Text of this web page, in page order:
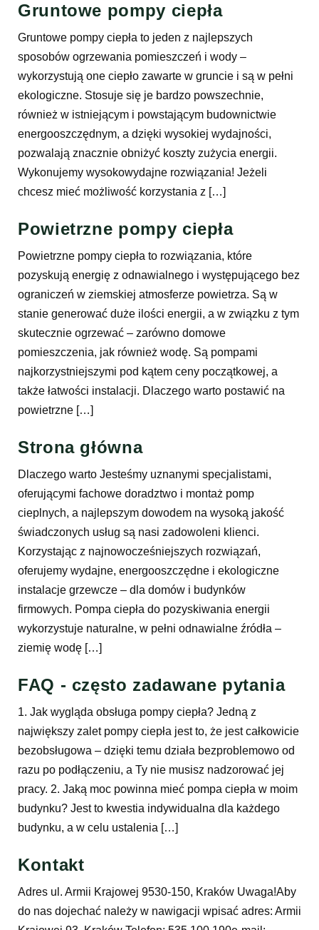
Gruntowe pompy ciepła
Gruntowe pompy ciepła to jeden z najlepszych
sposobów ogrzewania pomieszczeń i wody –
wykorzystują one ciepło zawarte w gruncie i są w pełni
ekologiczne. Stosuje się je bardzo powszechnie,
również w istniejącym i powstającym budownictwie
energooszczędnym, a dzięki wysokiej wydajności,
pozwalają znacznie obniżyć koszty zużycia energii.
Wykonujemy wysokowydajne rozwiązania! Jeżeli
chcesz mieć możliwość korzystania z […]
Powietrzne pompy ciepła
Powietrzne pompy ciepła to rozwiązania, które
pozyskują energię z odnawialnego i występującego bez
ograniczeń w ziemskiej atmosferze powietrza. Są w
stanie generować duże ilości energii, a w związku z tym
skutecznie ogrzewać – zarówno domowe
pomieszczenia, jak również wodę. Są pompami
najkorzystniejszymi pod kątem ceny początkowej, a
także łatwości instalacji. Dlaczego warto postawić na
powietrzne […]
Strona główna
Dlaczego warto Jesteśmy uznanymi specjalistami,
oferującymi fachowe doradztwo i montaż pomp
cieplnych, a najlepszym dowodem na wysoką jakość
świadczonych usług są nasi zadowoleni klienci.
Korzystając z najnowocześniejszych rozwiązań,
oferujemy wydajne, energooszczędne i ekologiczne
instalacje grzewcze – dla domów i budynków
firmowych. Pompa ciepła do pozyskiwania energii
wykorzystuje naturalne, w pełni odnawialne źródła –
ziemię wodę […]
FAQ - często zadawane pytania
1. Jak wygląda obsługa pompy ciepła? Jedną z
największy zalet pompy ciepła jest to, że jest całkowicie
bezobsługowa – dzięki temu działa bezproblemowo od
razu po podłączeniu, a Ty nie musisz nadzorować jej
pracy. 2. Jaką moc powinna mieć pompa ciepła w moim
budynku? Jest to kwestia indywidualna dla każdego
budynku, a w celu ustalenia […]
Kontakt
Adres ul. Armii Krajowej 9530-150, Kraków Uwaga!Aby
do nas dojechać należy w nawigacji wpisać adres: Armii